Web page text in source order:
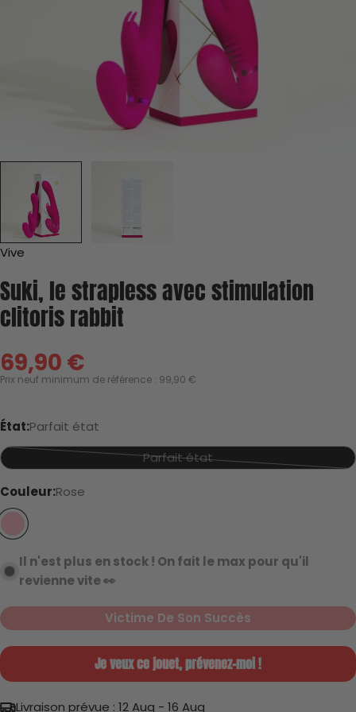
Vive
Suki, le strapless avec stimulation
clitoris rabbit
Prix
vente
69,90 €
Prix neuf minimum de référence : 99,90 €
État:Parfait état
Parfait état
Variante
Couleur:Rose
L'état du jouet
Jamais utilisé
Parfait état
Gueule cassée
Il n'est plus en stock ! On fait le max pour qu'il
revienne vite 👀
Victime De Son Succès
Je veux ce jouet, prévenez-moi !
Livraison prévue : 12 Aug - 16 Aug